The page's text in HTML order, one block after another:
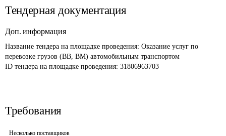
Тендерная документация
Доп. информация
Название тендера на площадке проведения: Оказание услуг по
перевозке грузов (ВВ, ВМ) автомобильным транспортом
ID тендера на площадке проведения: 31806963703
Требования
Несколько поставщиков